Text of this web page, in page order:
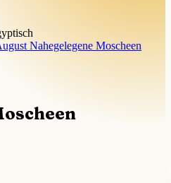
Nahegelegene Moscheen